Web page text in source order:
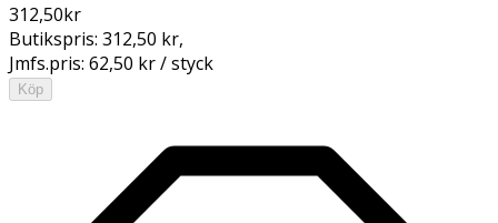
312,50kr
Butikspris: 312,50 kr,
Jmfs.pris: 62,50 kr / styck
Köp